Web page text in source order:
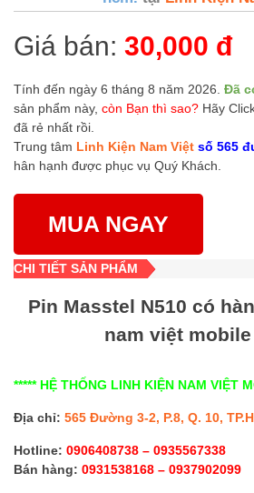
Giá bán: 30,000 đ
Tính đến ngày 6 tháng 8 năm 2026. Đã
sản phẩm này, còn Bạn thì sao? Hãy
đã rẻ nhất rồi.
Trung tâm Linh Kiện Nam Việt số 565
hân hạnh được phục vụ Quý Khách.
MUA NGAY
CHI TIẾT SẢN PHẨM
Pin Masstel N510 có
nam việt
***** HỆ THỐNG LINH KIỆN NAM VIỆT
Địa chỉ: 565 Đường 3-2, P.8, Q. 10,
Hotline: 0906408738 – 0935567338
Bán hàng: 0931538168 – 0937902099